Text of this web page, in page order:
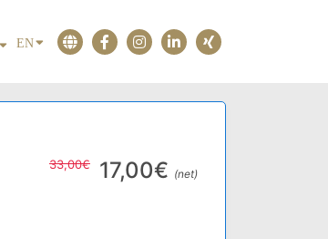
EN
17,00€ (net)
33,00€